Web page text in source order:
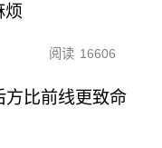
烦
阅读 16606
方比前线更致命